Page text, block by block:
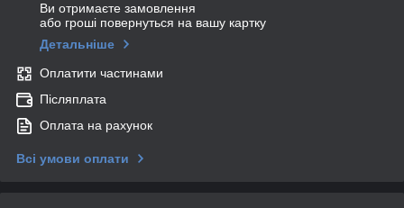
Ви отримаєте замовлення
або гроші повернуться на вашу картку
Детальніше
Оплатити частинами
Післяплата
Оплата на рахунок
Всі умови оплати